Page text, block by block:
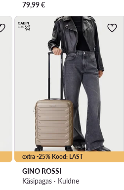
79,99€
extra -25% Kood: LAST
GINO ROSSI
Käsipagas · Kuldne